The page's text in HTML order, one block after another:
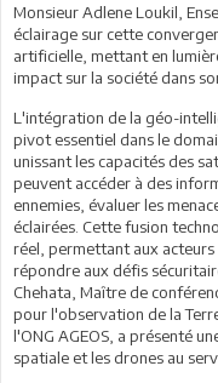
Monsieur Adlene Loukil,
éclairage sur cette
artificielle, mettant en
impact sur la société dans
L'intégration de la géo-
pivot essentiel dans le
unissant les capacités des
peuvent accéder à des
ennemies, évaluer les
éclairées. Cette fusion
réel, permettant aux
répondre aux défis
Chehata, Maître de
pour l'observation de la
l'ONG AGEOS, a présenté
spatiale et les drones au